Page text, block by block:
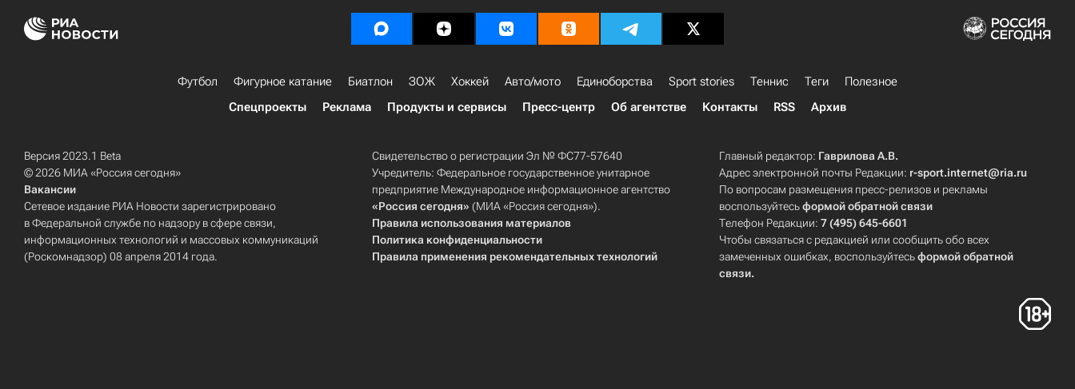
Футбол Фигурное катание Биатлон ЗОЖ Хоккей Авто/мото Единоборства Sport stories Теннис Теги
Полезное
Спецпроекты
Реклама Продукты и сервисы Пресс-центр Об агентстве Контакты RSS Архив
Версия 2023.1 Beta
© 2026 МИА «Россия сегодня»
Вакансии
Сетевое издание РИА Новости зарегистрировано
в Федеральной службе по надзору в сфере связи,
информационных технологий и массовых коммуникаций
(Роскомнадзор) 08 апреля 2014 года.
Свидетельство о регистрации Эл № ФС77-57640
Учредитель: Федеральное государственное унитарное
предприятие Международное информационное агентство
«Россия сегодня» (МИА «Россия сегодня»).
Правила использования материалов
Политика конфиденциальности
Правила применения рекомендательных технологий
Главный редактор: Гаврилова А.В.
Адрес электронной почты Редакции: r-sport.internet@ria.ru
По вопросам размещения пресс-релизов и рекламы
воспользуйтесьформой обратной связи
Телефон Редакции:7 (495) 645-6601
Чтобы связаться с редакцией или сообщить обо всех
замеченных ошибках, воспользуйтесьформой обратной
связи.